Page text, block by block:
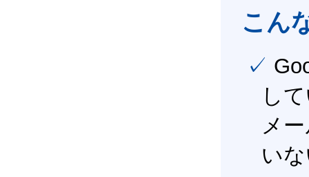
こん
✓ Google Workspace（旧G Suite） を社内で導入
し
メ
い